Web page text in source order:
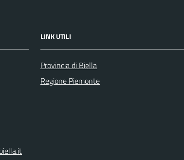
LINK UTILI
Provincia di Biella
Regione Piemonte